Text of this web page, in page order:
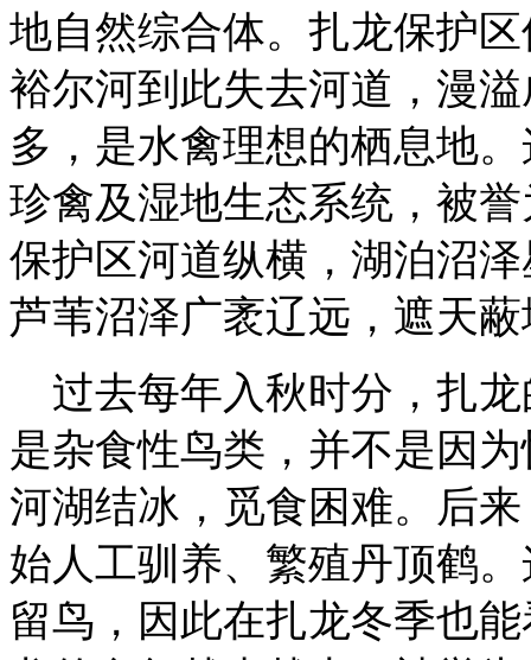
地自然综合体。扎龙保护
裕尔河到此失去河道，漫
多，是水禽理想的栖息地
珍禽及湿地生态系统，被
保护区河道纵横，湖泊沼
芦苇沼泽广袤辽远，遮天
过去每年入秋时分，扎
是杂食性鸟类，并不是因
河湖结冰，觅食困难。后
始人工驯养、繁殖丹顶鹤
留鸟，因此在扎龙冬季也